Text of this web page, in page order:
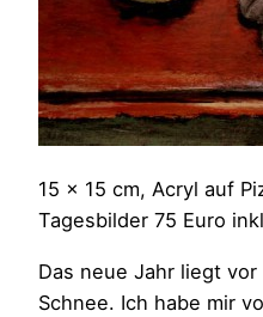
15 x 15 cm, Acryl auf
Tagesbilder 75 Euro
Das neue Jahr liegt
Schnee. Ich habe mir